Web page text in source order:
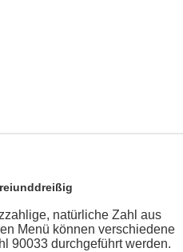
natürliche Zahl aus
Menü können verschiedene
90033 durchgeführt werden.